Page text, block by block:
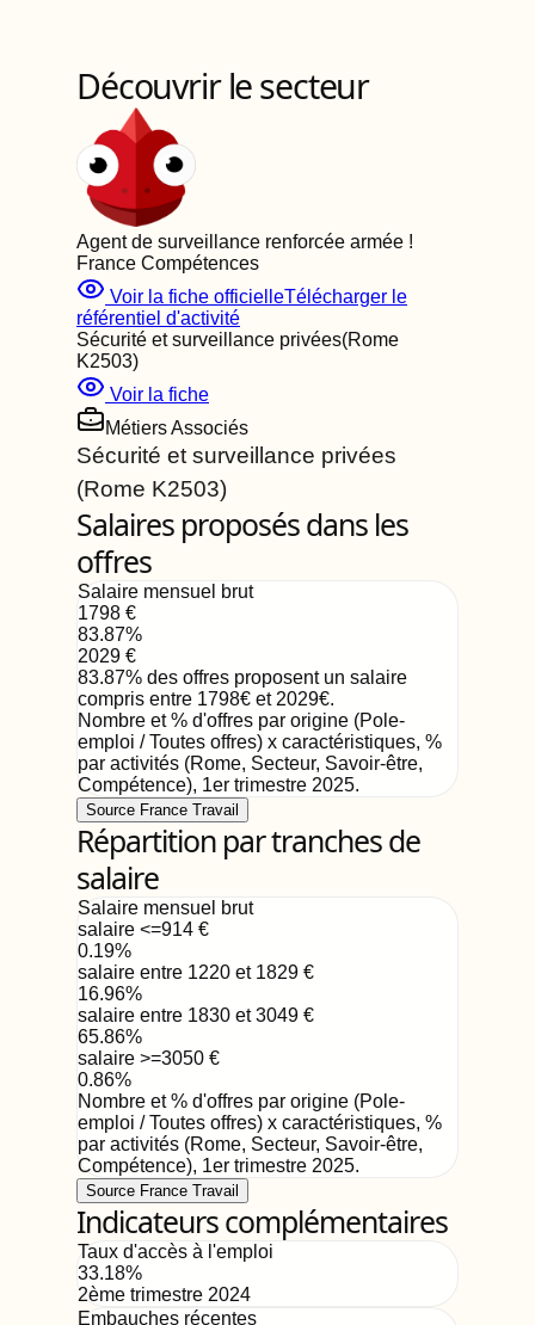
Découvrir le secteur
Agent de surveillance renforcée armée !
France Compétences
Voir la fiche officielleTélécharger le
référentiel d'activité
Sécurité et surveillance privées(Rome
K2503)
Voir la fiche
Métiers Associés
Sécurité et surveillance privées
(Rome K2503)
Salaires proposés dans les
offres
Salaire mensuel brut
1798 €
83.87%
2029 €
83.87% des offres proposent un salaire
compris entre 1798€ et 2029€.
Nombre et % d'offres par origine (Pole-
emploi / Toutes offres) x caractéristiques, %
par activités (Rome, Secteur, Savoir-être,
Compétence), 1er trimestre 2025.
Source France Travail
Répartition par tranches de
salaire
Salaire mensuel brut
salaire <=914 €
0.19%
salaire entre 1220 et 1829 €
16.96%
salaire entre 1830 et 3049 €
65.86%
salaire >=3050 €
0.86%
Nombre et % d'offres par origine (Pole-
emploi / Toutes offres) x caractéristiques, %
par activités (Rome, Secteur, Savoir-être,
Compétence), 1er trimestre 2025.
Source France Travail
Indicateurs complémentaires
Taux d'accès à l'emploi
33.18%
2ème trimestre 2024
Embauches récentes